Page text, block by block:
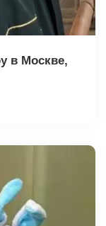
в Москве,